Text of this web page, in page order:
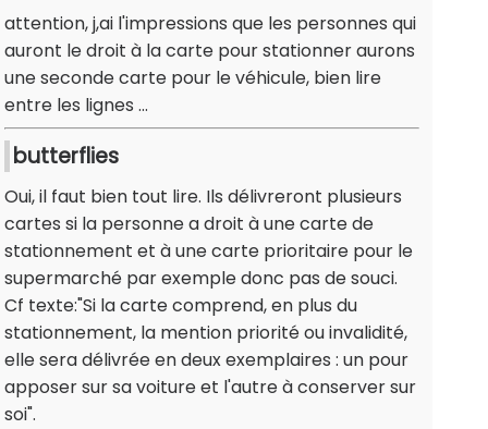
attention, j,ai l'impressions que les personnes qui
auront le droit à la carte pour stationner aurons
une seconde carte pour le véhicule, bien lire
entre les lignes ...
butterflies
Oui, il faut bien tout lire. Ils délivreront plusieurs
cartes si la personne a droit à une carte de
stationnement et à une carte prioritaire pour le
supermarché par exemple donc pas de souci.
Cf texte:"Si la carte comprend, en plus du
stationnement, la mention priorité ou invalidité,
elle sera délivrée en deux exemplaires : un pour
apposer sur sa voiture et l'autre à conserver sur
soi".